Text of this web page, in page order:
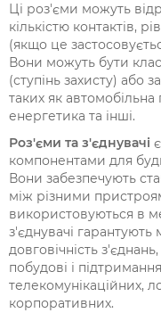
Ці роз'єми можуть
кількістю контактів,
(якщо це
Вони можуть бути
(ступінь захисту) або
таких як
енергетика та інші.
Роз'єми та з'єднувачі
компонентами для
Вони забезпечують
між різними
використовуються в
з'єднувачі гарантують
довговічність
побудові і
телекомунікаційних,
корпоративних.